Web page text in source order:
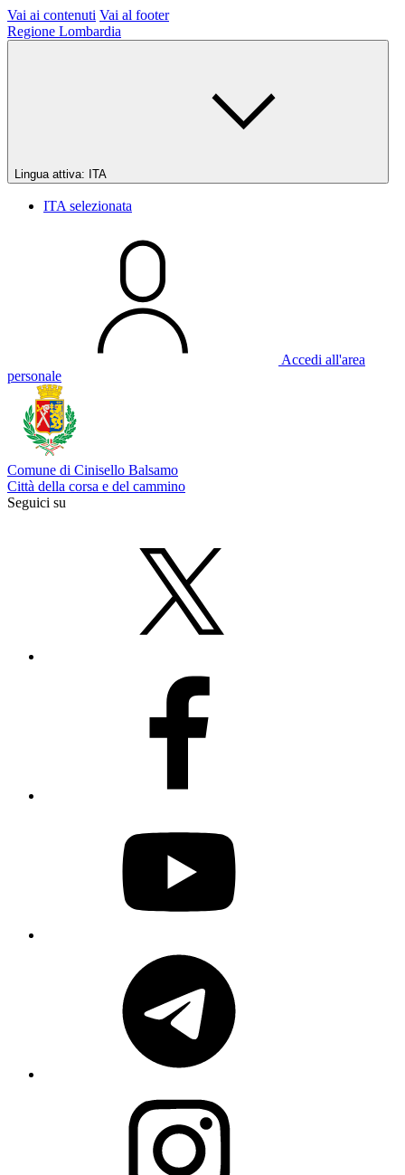
Vai ai contenuti Vai al footer
Regione Lombardia
Lingua attiva: ITA
ITA selezionata
Accedi all'area
personale
Comune di Cinisello Balsamo
Città della corsa e del cammino
Seguici su